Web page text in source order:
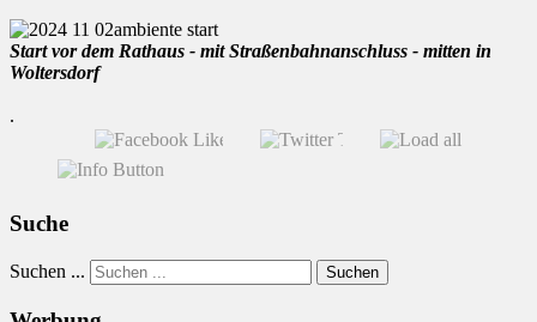
Start vor dem Rathaus - mit Straßenbahnanschluss - mitten in
Woltersdorf
.
Suche
Suchen ... Suchen